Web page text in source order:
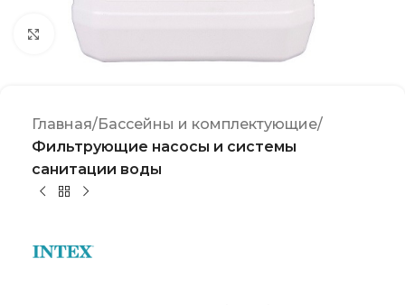
Click to enlarge
Главная Бассейны и комплектующие
Фильтрующие насосы и системы
санитации воды